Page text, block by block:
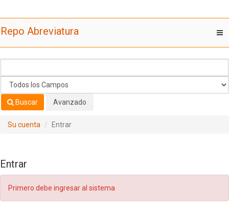
Repo Abreviatura
Buscar Avanzado
Su cuenta Entrar
Entrar
Primero debe ingresar al sistema